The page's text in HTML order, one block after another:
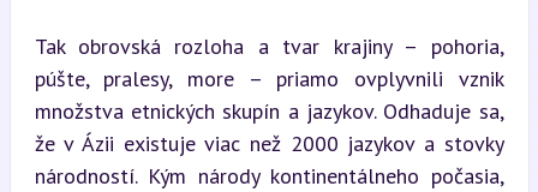
Tak obrovská rozloha a tvar krajiny – pohoria,
púšte, pralesy, more – priamo ovplyvnili vznik
množstva etnických skupín a jazykov. Odhaduje sa,
že v Ázii existuje viac než 2000 jazykov a stovky
národností. Kým národy kontinentálneho počasia,